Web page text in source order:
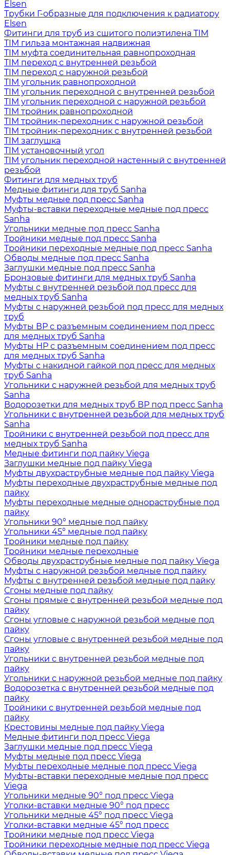
Elsen
Трубки Г-образные для подключения к радиатору
Elsen
Фитинги для труб из сшитого полиэтилена TIM
TIM гильза монтажная надвижная
TIM муфта соединительная равнопроходная
TIM переход с внутренней резьбой
TIM переход с наружной резьбой
TIM угольник равнопроходной
TIM угольник переходной с внутренней резьбой
TIM угольник переходной с наружной резьбой
TIM тройник равнопроходной
TIM тройник-переходник с наружной резьбой
TIM тройник-переходник с внутренней резьбой
TIM заглушка
TIM установочный угол
TIM угольник переходной настенный с внутренней
резьбой
Фитинги для медных труб
Медные фитинги для труб Sanha
Муфты медные под пресс Sanha
Муфты-вставки переходные медные под пресс
Sanha
Угольники медные под пресс Sanha
Тройники медные под пресс Sanha
Тройники переходные медные под пресс Sanha
Обводы медные под пресс Sanha
Заглушки медные под пресс Sanha
Бронзовые фитинги для медных труб Sanha
Муфты с внутренней резьбой под пресс для
медных труб Sanha
Муфты с наружней резьбой под пресс для медных
труб
Муфты ВР с разъемным соединением под пресс
для медных труб Sanha
Муфты НР с разъемным соединением под пресс
для медных труб Sanha
Муфты с накидной гайкой под пресс для медных
труб Sanha
Угольники с наружней резьбой для медных труб
Sanha
Водорозетки для медных труб ВР под пресс Sanha
Угольники с внутренней резьбой для медных труб
Sanha
Тройники с внутренней резьбой под пресс для
медных труб Sanha
Медные фитинги под пайку Viega
Заглушки медные под пайку Viega
Муфты двухраструбные медные под пайку Viega
Муфты переходные двухраструбные медные под
пайку
Муфты переходные медные однораструбные под
пайку
Угольники 90° медные под пайку
Угольники 45° медные под пайку
Тройники медные под пайку
Тройники медные переходные
Обводы двухраструбные медные под пайку Viega
Муфты с наружной резьбой медные под пайку
Муфты с внутренней резьбой медные под пайку
Сгоны медные под пайку
Сгоны прямые с внутренней резьбой медные под
пайку
Сгоны угловые с наружной резьбой медные под
пайку
Сгоны угловые с внутренней резьбой медные под
пайку
Угольники с внутренней резьбой медные под
пайку
Угольники с наружной резьбой медные под пайку
Водорозетка с внутренней резьбой медные под
пайку
Тройники с внутренней резьбой медные под
пайку
Крестовины медные под пайку Viega
Медные фитинги под пресс Viega
Заглушки медные под пресс Viega
Муфты медные под пресс Viega
Муфты переходные медные под пресс Viega
Муфты-вставки переходные медные под пресс
Viega
Угольники медные 90° под пресс Viega
Уголки-вставки медные 90° под пресс
Угольники медные 45° под пресс Viega
Уголки-вставки медные 45° под пресс
Тройники медные под пресс Viega
Тройники переходные медные под пресс Viega